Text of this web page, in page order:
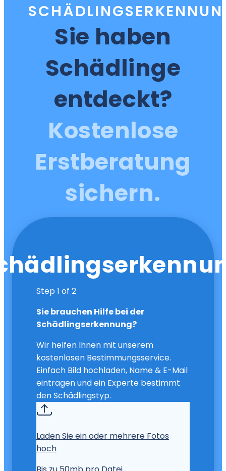
Sie haben
Schädlinge
entdeckt?
Kostenlose
Erstberatung
sichern.